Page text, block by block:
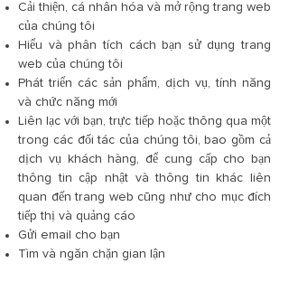
Cải thiện, cá nhân hóa và mở rộng trang web
của chúng tôi
Hiểu và phân tích cách bạn sử dụng trang
web của chúng tôi
Phát triển các sản phẩm, dịch vụ, tính năng
và chức năng mới
Liên lạc với bạn, trực tiếp hoặc thông qua một
trong các đối tác của chúng tôi, bao gồm cả
dịch vụ khách hàng, để cung cấp cho bạn
thông tin cập nhật và thông tin khác liên
quan đến trang web cũng như cho mục đích
tiếp thị và quảng cáo
Gửi email cho bạn
Tìm và ngăn chặn gian lận